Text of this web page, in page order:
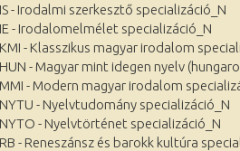
- Irodalmi szerkesztő specializáció_N
IE - Irodalomelmélet specializáció_N
- Klasszikus magyar irodalom
HUN - Magyar mint idegen nyelv
MMI - Modern magyar irodalom
- Nyelvtudomány specializáció_N
NYTO - Nyelvtörténet specializáció_N
- Reneszánsz és barokk kultúra